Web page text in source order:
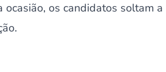
os candidatos soltam a